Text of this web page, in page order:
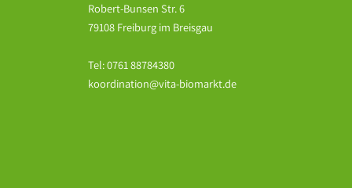
Robert-Bunsen Str. 6
79108 Freiburg im Breisgau
Tel:0761 88784380
koordination@vita-biomarkt.de